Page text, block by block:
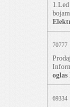
70777
oglas
69334